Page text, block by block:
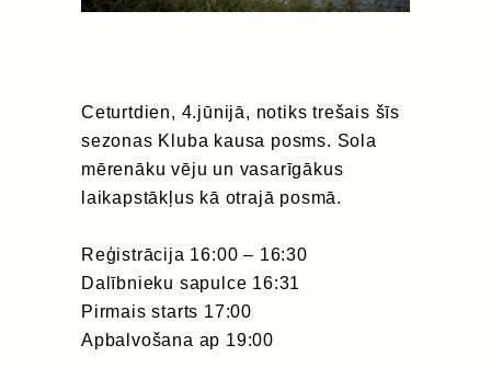
Ceturtdien, 4.jūnijā, notiks trešais šīs
sezonas Kluba kausa posms. Sola
mērenāku vēju un vasarīgākus
laikapstākļus kā otrajā posmā.
Reģistrācija 16:00 – 16:30
Dalībnieku sapulce 16:31
Pirmais starts 17:00
Apbalvošana ap 19:00